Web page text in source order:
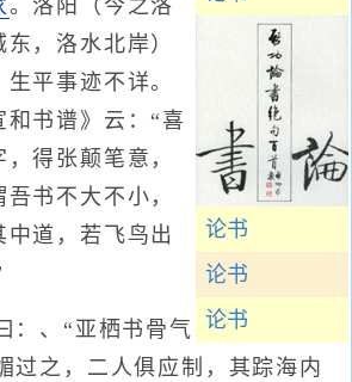
论书
论书
论书
。洛阳（今之洛
东，洛水北岸）
生平事迹不详。
和书谱》云：“喜
，得张颠笔意，
吾书不大不小，
中道，若飞鸟出
、“亚栖书骨气
过之，二人俱应制，其踪海内